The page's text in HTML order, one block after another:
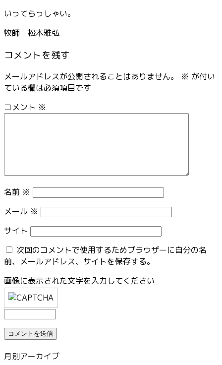
いってらっしゃい。
牧師 松本雅弘
コメントを残す
メールアドレスが公開されることはありません。 ※ が付い
ている欄は必須項目です
コメント ※
名前 ※
メール ※
サイト
次回のコメントで使用するためブラウザーに自分の名
前、メールアドレス、サイトを保存する。
画像に表示された文字を入力してください
月別アーカイブ